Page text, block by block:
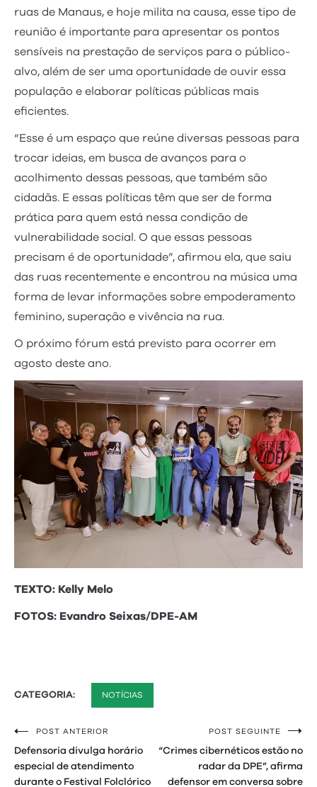
ruas de Manaus, e hoje milita na causa, esse tipo de
reunião é importante para apresentar os pontos
sensíveis na prestação de serviços para o público-
alvo, além de ser uma oportunidade de ouvir essa
população e elaborar políticas públicas mais
eficientes.
“Esse é um espaço que reúne diversas pessoas para
trocar ideias, em busca de avanços para o
acolhimento dessas pessoas, que também são
cidadãs. E essas políticas têm que ser de forma
prática para quem está nessa condição de
vulnerabilidade social. O que essas pessoas
precisam é de oportunidade”, afirmou ela, que saiu
das ruas recentemente e encontrou na música uma
forma de levar informações sobre empoderamento
feminino, superação e vivência na rua.
O próximo fórum está previsto para ocorrer em
agosto deste ano.
TEXTO: Kelly Melo
FOTOS: Evandro Seixas/DPE-AM
CATEGORIA: NOTÍCIAS
Navegação
de
POST ANTERIOR
Defensoria divulga horário
especial de atendimento
durante o Festival Folclórico
POST SEGUINTE
“Crimes cibernéticos estão no
radar da DPE”, afirma
defensor em conversa sobre